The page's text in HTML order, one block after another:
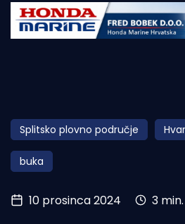
Početna
Obala
Otoci
Turizam i nautika
Pomorstvo
Splitsko plovno područje Hvar
buka
10 prosinca 2024 3